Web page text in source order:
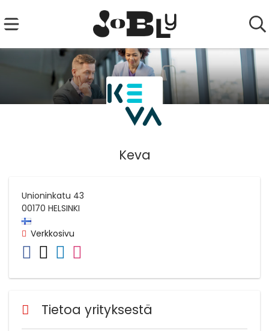
Keva
Unioninkatu 43
00170 HELSINKI
Verkkosivu
Tietoa yrityksestä